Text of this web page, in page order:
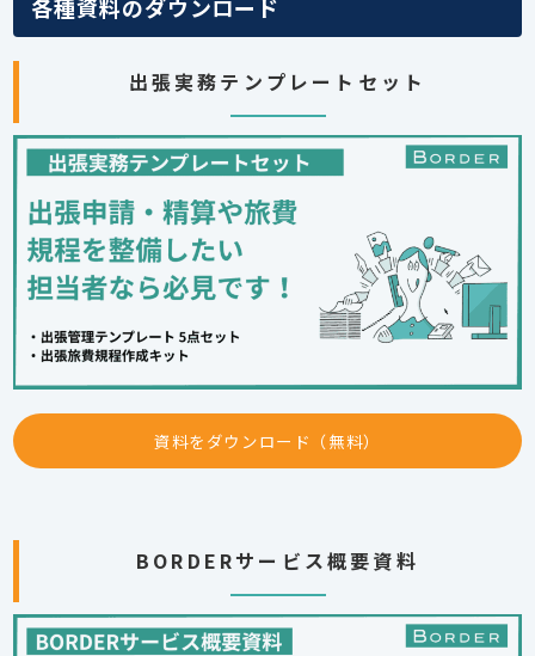
各種資料のダウンロード
出張実務テンプレートセット
資料をダウンロード（無料）
BORDERサービス概要資料